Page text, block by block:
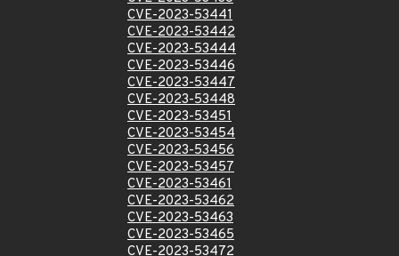
CVE-2023-53441
CVE-2023-53442
CVE-2023-53444
CVE-2023-53446
CVE-2023-53447
CVE-2023-53448
CVE-2023-53451
CVE-2023-53454
CVE-2023-53456
CVE-2023-53457
CVE-2023-53461
CVE-2023-53462
CVE-2023-53463
CVE-2023-53465
CVE-2023-53472